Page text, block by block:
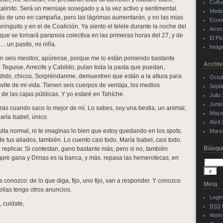
Será un mensaje sosegado y a la vez activo y sentimental.
de uno en campaña, pero las lágrimas aumentarán, y no las mías
y en el de Coalición. Ya siento el telele durante la noche del
se tornará paranoia colectiva en las primeras horas del 27, y de
un pasito, mi niña.
seis mesitos; apúrense, porque me lo están poniendo bastante
Arrecife y Cabildo, pulan toda la pasta que puedan,
chicos. Sorpréndanme, demuestren que están a la altura para
de mi vida. Tienen seis cuerpos de ventaja, los medios
las cajas públicas. Y yo estaré en Tahíche.
cuando saco lo mejor de mí. Lo sabes, soy una bestia, un animal,
Isabel, único.
normal, ni te imaginas lo bien que estoy quedando en los spots.
tus aliados, también. Lo cuento casi todo, María Isabel, casi todo.
Si contestan, gano bastante más, pero si no, también
gana y Dimas es la banca, y más, repasa las hemerotecas, en
conozco: de lo que diga, fijo, uno fijo, van a responder. Y conozco
tengo otros anuncios.
cuidate,
El
Julio
Abril
Meta
Login
RSS
Atom